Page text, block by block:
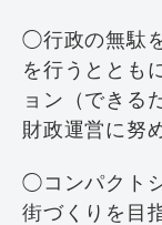
◯行政の無駄
を行うととも
ョン（できる
財政運営に努
◯コンパクト
街づくりを目